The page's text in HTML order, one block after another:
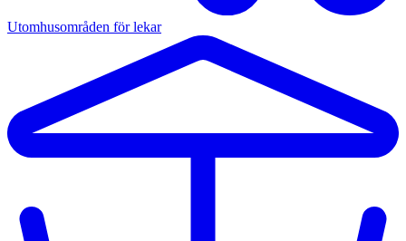
Utomhusområden för lekar